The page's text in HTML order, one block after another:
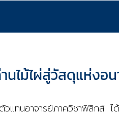
ไม้ไผ่สู่วัสดุแห่งอ
นอาจารย์ภาควิชาฟิสิกส์ ไ